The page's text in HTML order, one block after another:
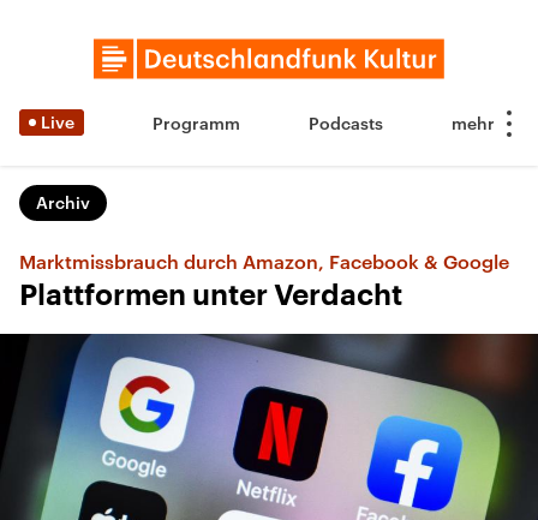
Live Programm Podcasts
Archiv
Marktmissbrauch durch Amazon, Facebook & Google
Plattformen unter Verdacht